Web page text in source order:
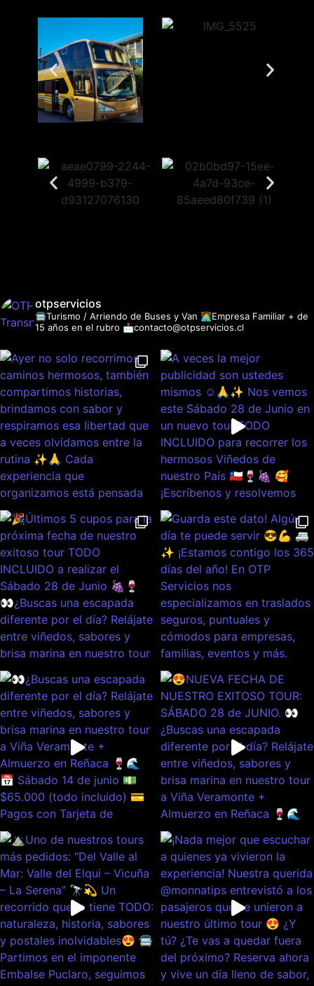
otpservicios
🚍Turismo / Arriendo de Buses y Van 👩‍💻Empresa Familiar + de
15 años en el rubro 📩contacto@otpservicios.cl